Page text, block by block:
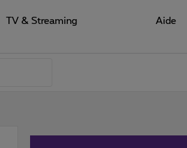
TV & Streaming Aide